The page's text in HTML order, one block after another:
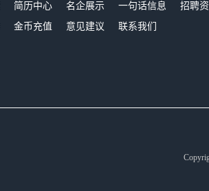
简历中心 名企展示 一句话信息 招聘
金币充值 意见建议 联系我们